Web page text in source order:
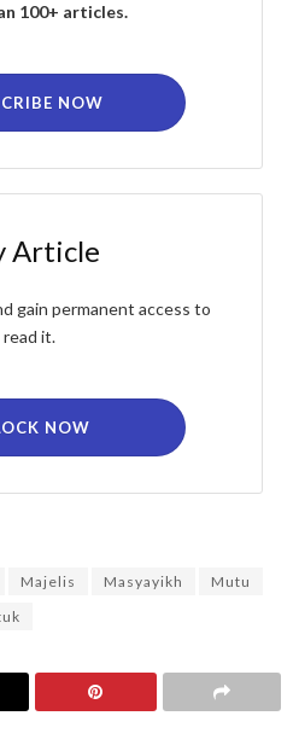
100+ articles.
NOW
Article
gain permanent access to
read it.
NOW
Majelis Masyayikh
Mutu